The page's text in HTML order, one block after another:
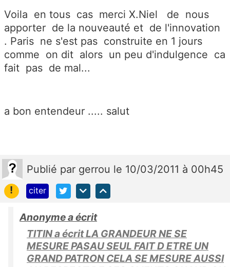
Voila en tous cas merci X.Niel de nous
apporter de la nouveauté et de l'innovation
. Paris ne s'est pas construite en 1 jours
comme on dit alors un peu d'indulgence ca
fait pas de mal...
a bon entendeur ..... salut
Publié par gerrou le 10/03/2011 à 00h45
!
citer
Anonyme a écrit
TITIN a écrit LA GRANDEUR NE SE
MESURE PASAU SEUL FAIT D ETRE UN
GRAND PATRON CELA SE MESURE AUSSI